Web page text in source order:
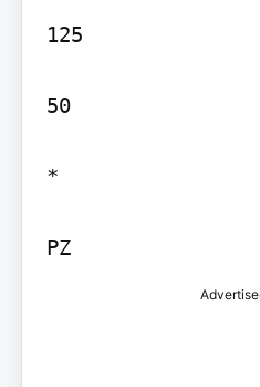
125
50
*
PZ